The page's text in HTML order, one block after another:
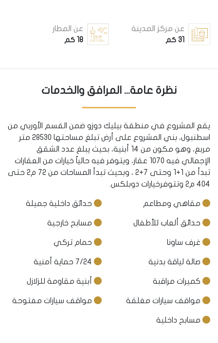
عن مركز المدينة
31 كم
عن المطار
18 كم
نظرة عامة... المرافق والخدمات
يقع المشروع في منطقة بيليك دوزو ضمن القسم الأوربي من
اسطنبول، بني المشروع على أرض تبلغ مساحتها 28530 متر
مربع، وهو مكون من 14 أبنية، بحيث يبلغ عدد الشقق
الإجمالي فيه 1070 عقار، ويتوفر فيه حالياً خيارات من العقارات
تبدأ من 1+1 وحتى 7+2 ، وبحيث تبدأ المساحات من 72 م2 حتى
404 م2 وتتوفرخيارات دوبلكس.
مقاهي ومطاعم حدائق داخلية جميلة
حدائق ألعاب للأطفال مسابح خارجية
غرف ساونا حمام تركي
صالة لياقة بدنية
كميرات مراقبة أبنية مقاومة للزلازل
مواقف سيارات مغلقة مواقف سيارات مفتوحة
مسابح داخلية